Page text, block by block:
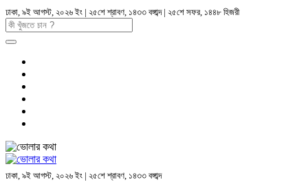
ঢাকা, ৯ই আগস্ট, ২০২৬ ইং | ২৫শে শ্রাবণ, ১৪৩৩ বঙ্গাব্দ | ২৫শে সফর, ১৪৪৮ হিজরী
ঢাকা, ৯ই আগস্ট, ২০২৬ ইং | ২৫শে শ্রাবণ, ১৪৩৩ বঙ্গাব্দ